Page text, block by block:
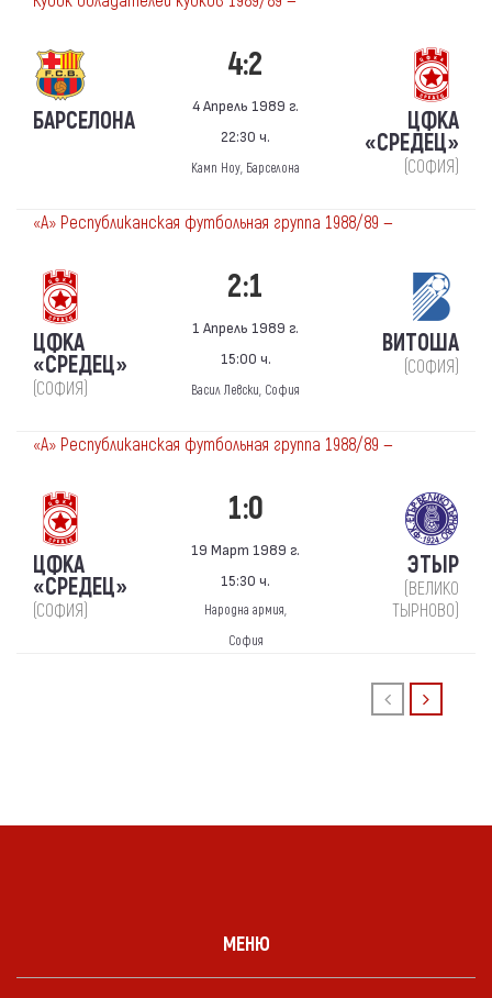
БАРСЕЛОНА
4:2
4 Апрель 1989 г.
22:30 ч.
Камп Ноу, Барселона
ЦФКА
«СРЕДЕЦ»
(СОФИЯ)
«А» Республиканская футбольная группа 1988/89 —
ЦФКА
«СРЕДЕЦ»
(СОФИЯ)
2:1
1 Апрель 1989 г.
15:00 ч.
Васил Левски, София
ВИТОША
(СОФИЯ)
«А» Республиканская футбольная группа 1988/89 —
ЦФКА
«СРЕДЕЦ»
(СОФИЯ)
1:0
19 Март 1989 г.
15:30 ч.
Народна армия,
София
ЭТЫР
(ВЕЛИКО
ТЫРНОВО)
МЕНЮ